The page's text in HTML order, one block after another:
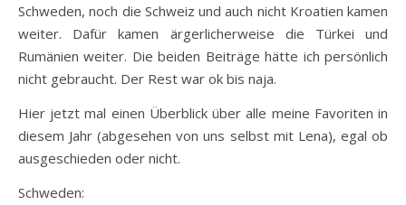
Schweden, noch die Schweiz und auch nicht Kroatien kamen
weiter. Dafür kamen ärgerlicherweise die Türkei und
Rumänien weiter. Die beiden Beiträge hätte ich persönlich
nicht gebraucht. Der Rest war ok bis naja.
Hier jetzt mal einen Überblick über alle meine Favoriten in
diesem Jahr (abgesehen von uns selbst mit Lena), egal ob
ausgeschieden oder nicht.
Schweden: